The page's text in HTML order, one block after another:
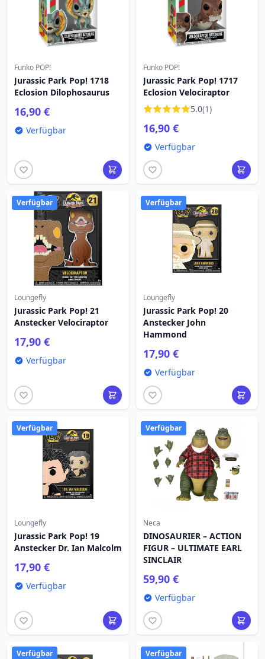
Funko POP!
Jurassic Park Pop! 1718
Eclosion Dilophosaurus
16,90 €
Verfügbar
Funko POP!
Jurassic Park Pop! 1717
Eclosion Velociraptor
5.0(1)
16,90 €
Verfügbar
Verfügbar
Loungefly
Jurassic Park Pop! 21
Anstecker Velociraptor
17,90 €
Verfügbar
Verfügbar
Loungefly
Jurassic Park Pop! 20
Anstecker John
Hammond
17,90 €
Verfügbar
Verfügbar
Loungefly
Jurassic Park Pop! 19
Anstecker Dr. Ian Malcolm
17,90 €
Verfügbar
Verfügbar
Neca
DINOSAURIER – ACTION
FIGUR – ULTIMATE EARL
SINCLAIR
59,90 €
Verfügbar
Verfügbar Verfügbar